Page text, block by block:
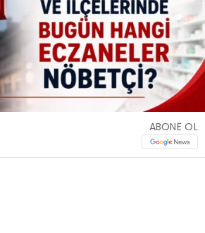
ABONE OL